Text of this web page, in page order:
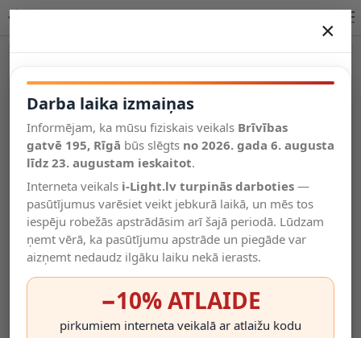
Salīdzināt
Vēlmju
saraksts
Valodas
×
Darba laika izmaiņas
Informējam, ka mūsu fiziskais veikals Brīvības
gatvē 195, Rīgā būs slēgts no 2026. gada 6. augusta
līdz 23. augustam ieskaitot.
Interneta veikals i-Light.lv turpinās darboties —
pasūtījumus varēsiet veikt jebkurā laikā, un mēs tos
iespēju robežās apstrādāsim arī šajā periodā. Lūdzam
ņemt vērā, ka pasūtījumu apstrāde un piegāde var
aizņemt nedaudz ilgāku laiku nekā ierasts.
−10% ATLAIDE
pirkumiem interneta veikalā ar atlaižu kodu